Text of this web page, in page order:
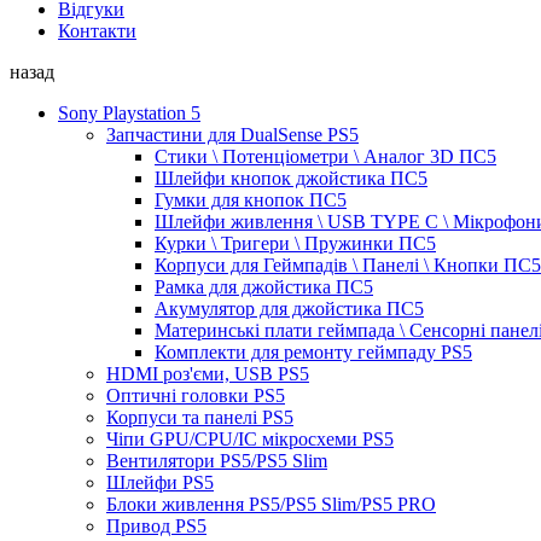
Відгуки
Контакти
назад
Sony Playstation 5
Запчастини для DualSense PS5
Стики \ Потенціометри \ Аналог 3D ПС5
Шлейфи кнопок джойстика ПС5
Гумки для кнопок ПС5
Шлейфи живлення \ USB TYPE C \
Курки \ Тригери \ Пружинки ПС5
Корпуси для Геймпадів \ Панелі \ Кнопки ПС5
Рамка для джойстика ПС5
Акумулятор для джойстика ПС5
Материнські плати геймпада \ Сенсорні
Комплекти для ремонту геймпаду PS5
HDMI роз'єми, USB PS5
Оптичні головки PS5
Корпуси та панелі PS5
Чіпи GPU/CPU/IC мікросхеми PS5
Вентилятори PS5/PS5 Slim
Шлейфи PS5
Блоки живлення PS5/PS5 Slim/PS5 PRO
Привод PS5